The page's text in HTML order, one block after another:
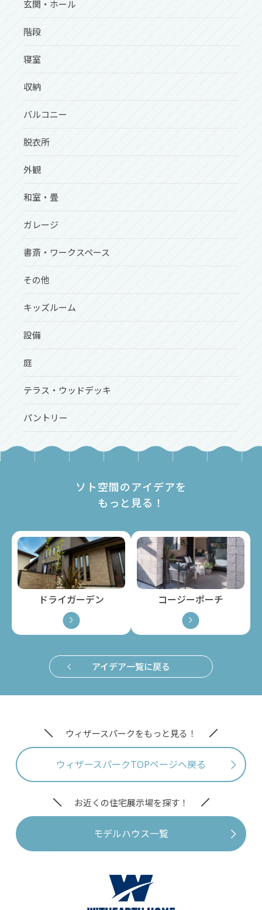
玄関・ホール
階段
寝室
収納
バルコニー
脱衣所
外観
和室・畳
ガレージ
書斎・ワークスペース
その他
キッズルーム
設備
庭
テラス・ウッドデッキ
パントリー
ソト空間のアイデアを
もっと見る！
ドライガーデン コージーポーチ
アイデア一覧に戻る
ウィザースパークをもっと見る！
ウィザースパークTOPページへ戻る
お近くの住宅展示場を探す！
モデルハウス一覧